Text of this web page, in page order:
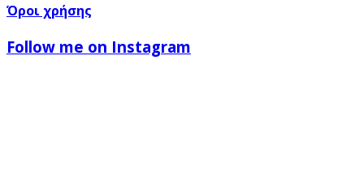
Όροι χρήσης
Follow me on Instagram